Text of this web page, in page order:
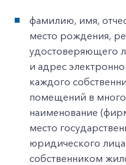
фамилию, имя,
место рождения,
удостоверяющего
и адрес
каждого
помещений в
наименование
место
юридического
собственником